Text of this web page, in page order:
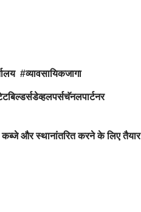
#व्यावसायिकजागा
कब्जे और स्थानांतरित करने के लिए तैयार